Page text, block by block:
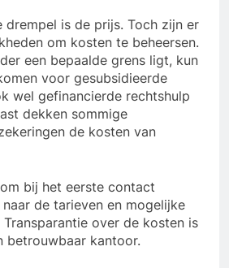
drempel is de prijs. Toch zijn er
om kosten te beheersen.
een bepaalde grens ligt, kun
voor gesubsidieerde
wel gefinancierde rechtshulp
dekken sommige
de kosten van
bij het eerste contact
de tarieven en mogelijke
over de kosten is
betrouwbaar kantoor.